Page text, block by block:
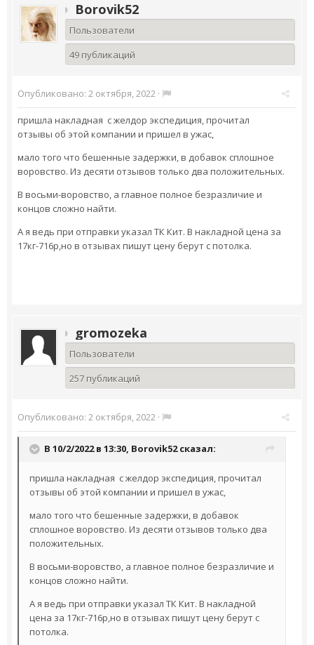
Borovik52
Пользователи
49 публикаций
Опубликовано: 2 октября, 2022 ·
пришла накладная с желдор экспедиция, прочитал
отзывы об этой компании и пришел в ужас,
мало того что бешенные задержки, в добавок сплошное
воровство. Из десяти отзывов только два положительных.
В восьми-воровство, а главное полное безразличие и
концов сложно найти.
А я ведь при отправки указал ТК Кит. В накладной цена за
17кг-716р,но в отзывах пишут цену берут с потолка.
gromozeka
Пользователи
257 публикаций
Опубликовано: 2 октября, 2022 ·
В 10/2/2022 в 13:30, Borovik52сказал:
пришла накладная с желдор экспедиция, прочитал
отзывы об этой компании и пришел в ужас,
мало того что бешенные задержки, в добавок
сплошное воровство. Из десяти отзывов только два
положительных.
В восьми-воровство, а главное полное безразличие и
концов сложно найти.
А я ведь при отправки указал ТК Кит. В накладной
цена за 17кг-716р,но в отзывах пишут цену берут с
потолка.